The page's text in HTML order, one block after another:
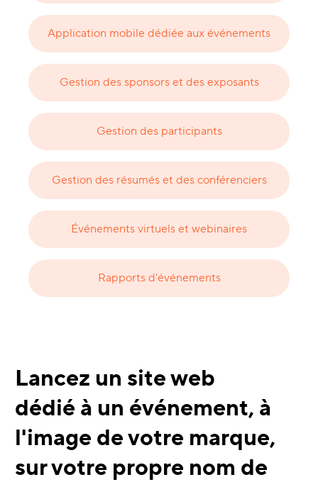
Application mobile dédiée aux événements
Gestion des sponsors et des exposants
Gestion des participants
Gestion des résumés et des conférenciers
Événements virtuels et webinaires
Rapports d'événements
Lancez un site web
dédié à un événement, à
l'image de votre marque,
sur votre propre nom de